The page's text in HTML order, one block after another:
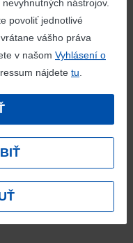
nástrojov.
povoliť jednotlivé
vášho práva
v našom Vyhlásení o
nájdete tu
každý